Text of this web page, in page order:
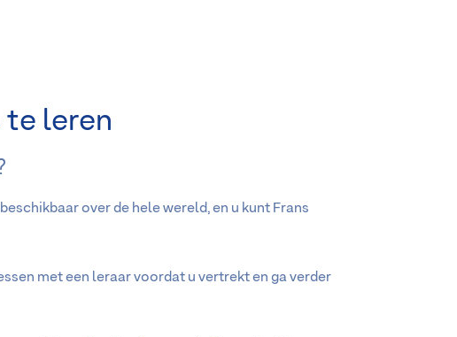
te leren
over de hele wereld, en u kunt Frans
met een leraar voordat u vertrekt en ga verder